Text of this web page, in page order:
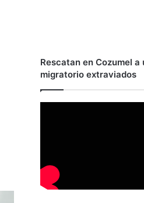
Rescatan en Cozumel
migratorio extraviados